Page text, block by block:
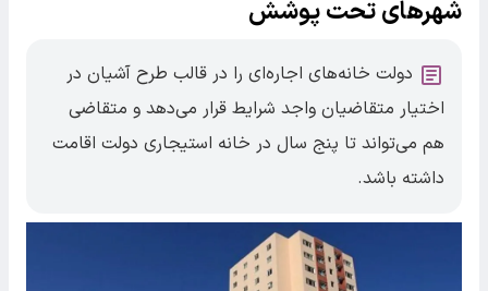
شهرهای تحت پوشش
دولت خانه‌های اجاره‌ای را در قالب طرح آشیان در
اختیار متقاضیان واجد شرایط قرار می‌دهد و متقاضی
هم می‌تواند تا پنج سال در خانه استیجاری دولت اقامت
داشته باشد.